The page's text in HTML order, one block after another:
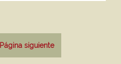
Página siguiente